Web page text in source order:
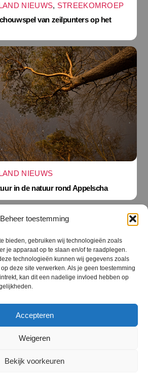
Beheer toestemming
bieden, gebruiken wij technologieën zoals
je apparaat op te slaan en/of te raadplegen.
technologieën kunnen wij gegevens zoals
deze site verwerken. Als je geen toestemming
kan dit een nadelige invloed hebben op
Accepteren
Weigeren
Bekijk voorkeuren
NIEUWS, STREEKOMROEP
van zeilpunters op het
NIEUWS
in de natuur rond Appelscha
Terug
naar
boven
RTV SLOS ANBI